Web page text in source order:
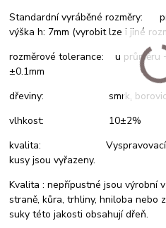
Standardní vyráběné rozměry:
výška h: 7mm (vyrobit lze i jiné
rozměrové tolerance: u průměru
±0.1mm
dřeviny: smrk, borovice,
vlhkost: 10±2%
kvalita: Vyspravovací
kusy jsou vyřazeny.
Kvalita : nepřípustné jsou výrobní
straně, kůra, trhliny, hniloba nebo
suky této jakosti obsahují dřeň.